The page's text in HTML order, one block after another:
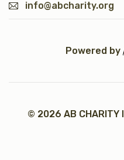
info@abcharity.org
Powered by
© 2026 AB CHARITY